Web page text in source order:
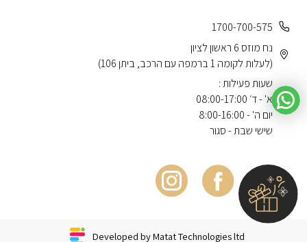
1700-700-575
נח מוזס 6 ראשון לציון
(לעלות לקומה 1 ברמפה עם הרכב, ביתן 106)
שעות פעילות :
א' - ד׳ 08:00-17:00
יום ה' - 8:00-16:00
שישי שבת - סגור
Developed by Matat Technologies ltd